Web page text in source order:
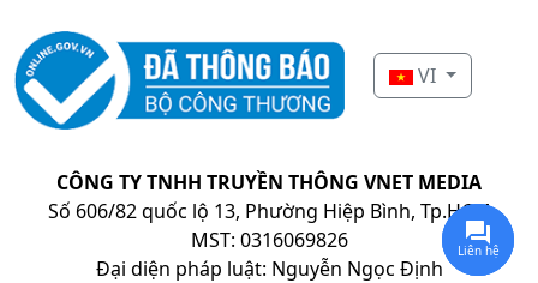
VI
CÔNG TY TNHH TRUYỀN THÔNG VNET MEDIA
Số 606/82 quốc lộ 13, Phường Hiệp Bình, Tp.HCM
MST: 0316069826
Đại diện pháp luật: Nguyễn Ngọc Định
Liên hệ